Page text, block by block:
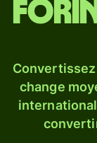
Convertissez
change